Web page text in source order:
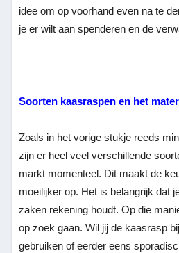
idee om op voorhand even na te
je er wilt aan spenderen en de
Soorten kaasraspen en het
Zoals in het vorige stukje reeds
zijn er heel veel verschillende
markt momenteel. Dit maakt de
moeilijker op. Het is belangrijk dat
zaken rekening houdt. Op die
op zoek gaan. Wil jij de kaasrasp
gebruiken of eerder eens